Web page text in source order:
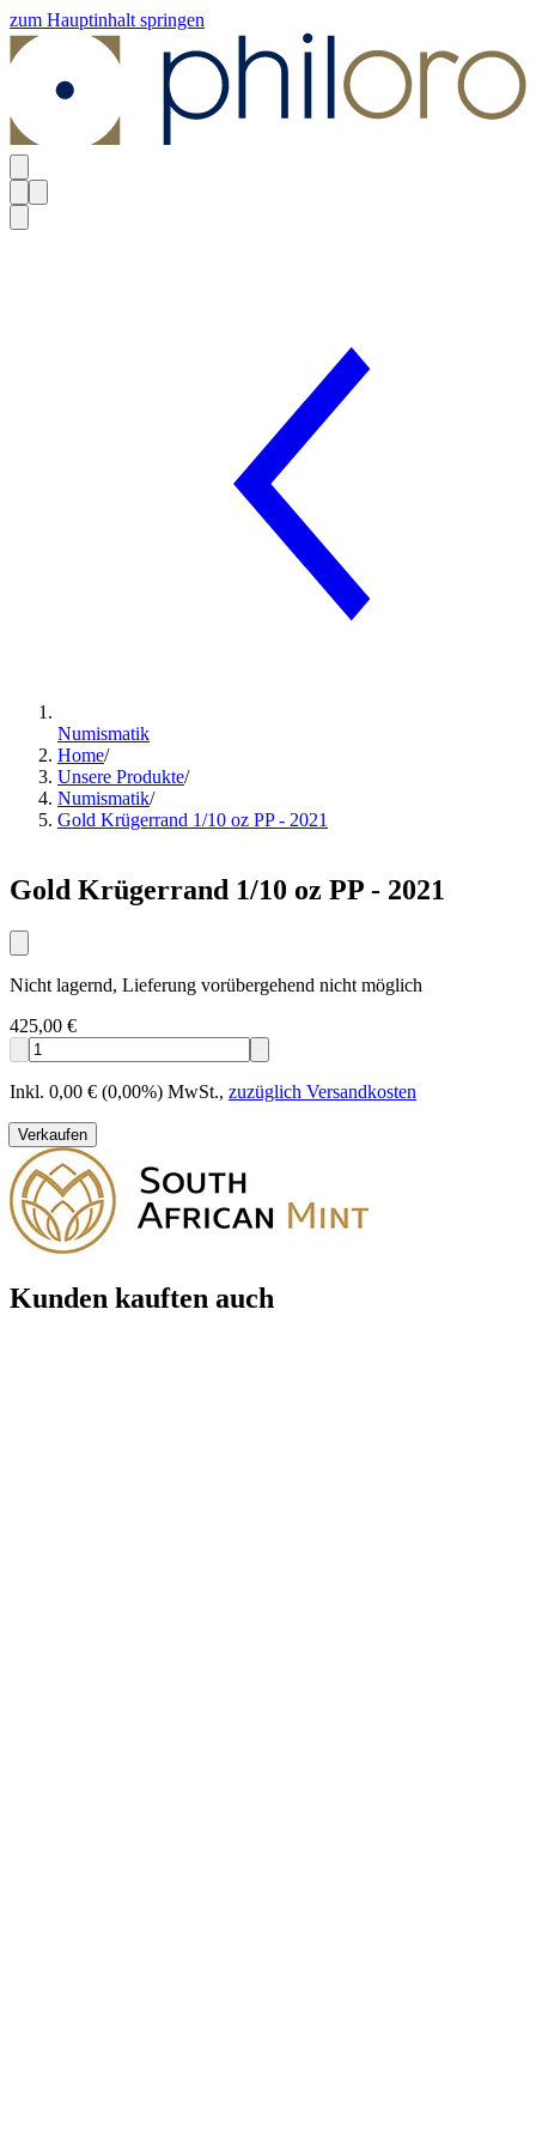
zum Hauptinhalt springen
Numismatik
Home/
Unsere Produkte/
Numismatik/
Gold Krügerrand 1/10 oz PP - 2021
Gold Krügerrand 1/10 oz PP - 2021
Nicht lagernd, Lieferung vorübergehend nicht möglich
425,00 €
Inkl. 0,00 € (0,00%) MwSt., zuzüglich Versandkosten
Verkaufen
Kunden kauften auch